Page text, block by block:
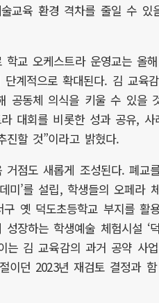
교육 환경 격차를 줄일 수 있
교 오케스트라 운영교는 올해
단계적으로 확대된다. 김 교육감
공동체 의식을 키울 수 있을
대회를 비롯한 성과 공유, 사
할 것”이라고 밝혔다.
점도 새롭게 조성된다. 폐교
미’를 설립, 학생들의 오페라
옛 덕도초등학교 부지를 활
장하는 학생예술 체험시설 ‘덕
는 김 교육감의 과거 공약 사업
이던 2023년 재검토 결정과 함